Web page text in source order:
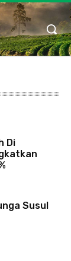
Di
Susul